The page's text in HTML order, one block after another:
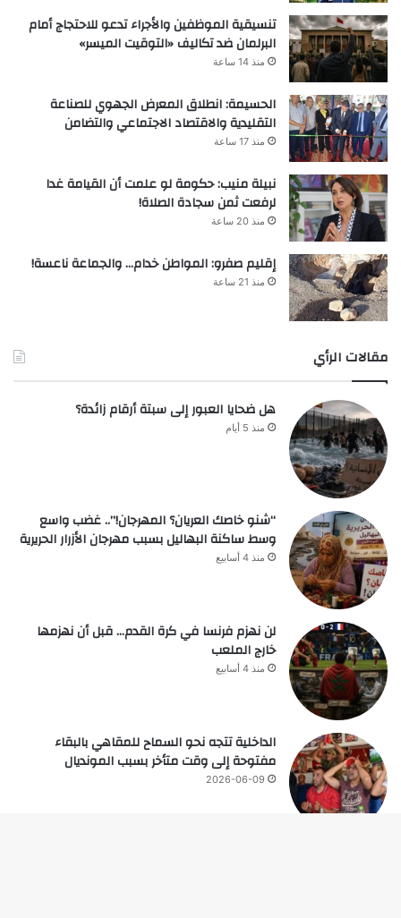
تنسيقية الموظفين والأجراء تدعو للاحتجاج أمام
البرلمان ضد تكاليف «التوقيت الميسر»
منذ 14 ساعة
الحسيمة: انطلاق المعرض الجهوي للصناعة
التقليدية والاقتصاد الاجتماعي والتضامن
منذ 17 ساعة
نبيلة منيب: حكومة لو علمت أن القيامة غدا
لرفعت ثمن سجادة الصلاة!
منذ 20 ساعة
إقليم صفرو: المواطن خدام… والجماعة ناعسة!
منذ 21 ساعة
مقالات الرأي
هل ضحايا العبور إلى سبتة أرقام زائدة؟
منذ 5 أيام
“شنو خاصك العريان؟ المهرجان!”.. غضب واسع
وسط ساكنة البهاليل بسبب مهرجان الأزرار الحريرية
منذ 4 أسابيع
لن نهزم فرنسا في كرة القدم… قبل أن نهزمها
خارج الملعب
منذ 4 أسابيع
الداخلية تتجه نحو السماح للمقاهي بالبقاء
مفتوحة إلى وقت متأخر بسبب المونديال
2026-06-09